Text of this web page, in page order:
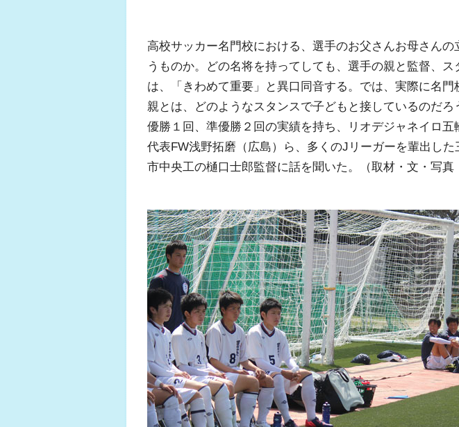
高校サッカー名門校における、選手のお父さんお母さんの
うものか。どの名将を持ってしても、選手の親と監督、ス
は、「きわめて重要」と異口同音する。では、実際に名
親とは、どのようなスタンスで子どもと接しているのだろ
優勝１回、準優勝２回の実績を持ち、リオデジャネイロ五
代表FW浅野拓磨（広島）ら、多くのJリーガーを輩出した
市中央工の樋口士郎監督に話を聞いた。（取材・文・写
ふく
ジュ